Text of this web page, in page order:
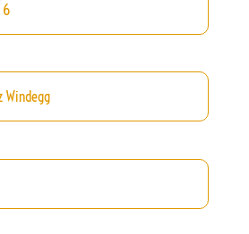
6
Windegg